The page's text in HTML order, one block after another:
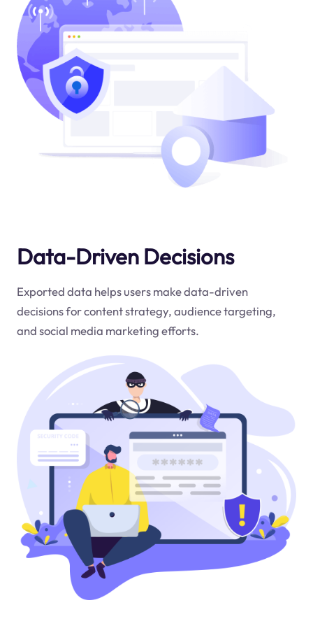
Data-Driven Decisions
Exported data helps users make data-driven
decisions for content strategy, audience targeting,
and social media marketing efforts.